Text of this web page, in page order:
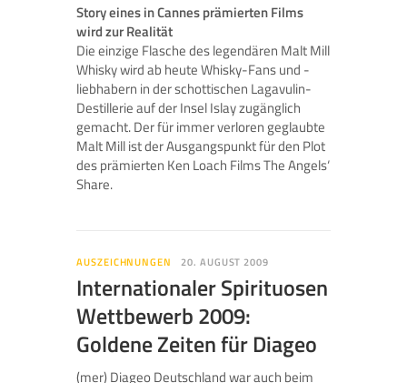
Story eines in Cannes prämierten Films
wird zur Realität
Die einzige Flasche des legendären Malt Mill
Whisky wird ab heute Whisky-Fans und -
liebhabern in der schottischen Lagavulin-
Destillerie auf der Insel Islay zugänglich
gemacht. Der für immer verloren geglaubte
Malt Mill ist der Ausgangspunkt für den Plot
des prämierten Ken Loach Films The Angels‘
Share.
AUSZEICHNUNGEN 20. AUGUST 2009
Internationaler Spirituosen
Wettbewerb 2009:
Goldene Zeiten für Diageo
(mer) Diageo Deutschland war auch beim